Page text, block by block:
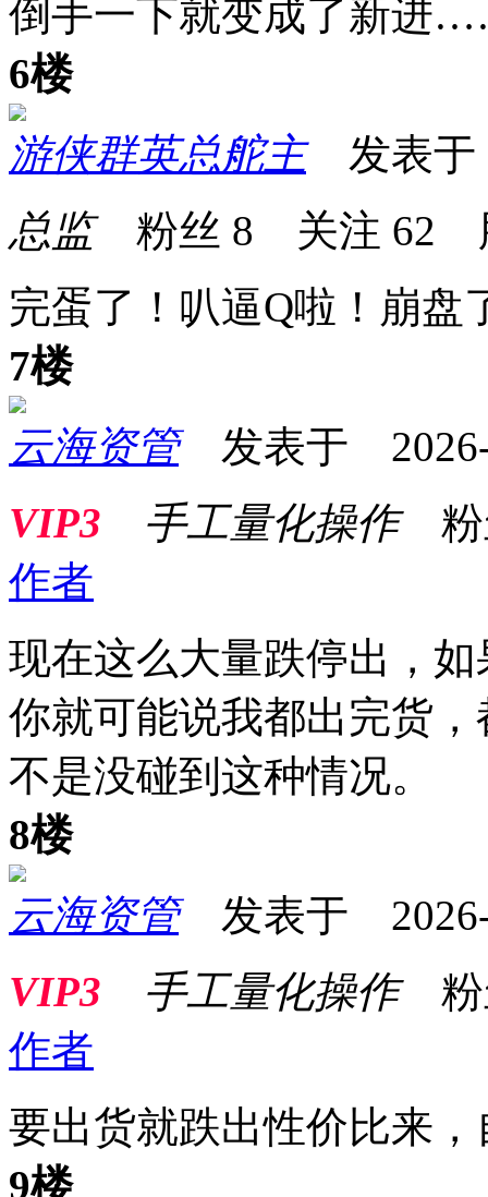
倒手一下就变成了新进
6楼
游侠群英总舵主发表于
总监粉丝 8 关注 62
完蛋了！叭逼Q啦！崩盘
7楼
云海资管发表于 2026-
VIP3
手工量化操作粉
作者
现在这么大量跌停出，
你就可能说我都出完货
不是没碰到这种情况。
8楼
云海资管发表于 2026-
VIP3
手工量化操作粉
作者
要出货就跌出性价比来
9楼